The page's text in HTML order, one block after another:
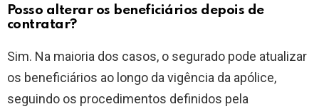
Posso alterar os beneficiários depois de
contratar?
Sim. Na maioria dos casos, o segurado pode atualizar
os beneficiários ao longo da vigência da apólice,
seguindo os procedimentos definidos pela